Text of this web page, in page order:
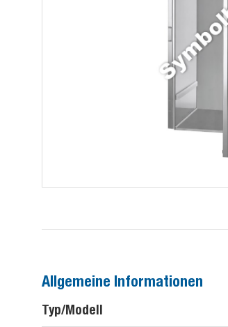
Allgemeine Informationen
Typ/Modell